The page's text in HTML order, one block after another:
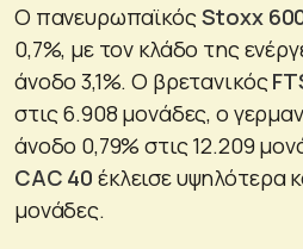
Ο πανευρωπαϊκόςStoxx
0,7%, με τον κλάδο της
άνοδο 3,1%. Ο βρετανικός
στις 6.908 μονάδες, ο
άνοδο 0,79% στις 12.209
CAC 40 έκλεισε υψηλότερα
μονάδες.